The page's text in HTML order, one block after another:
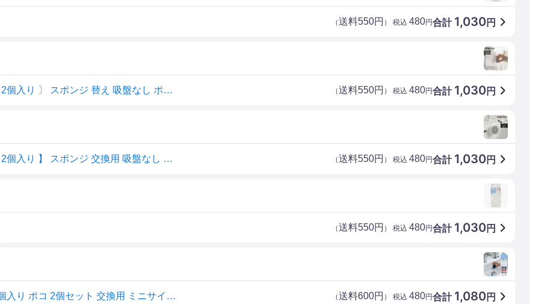
合計 1,030円
（送料550円 ） 税込 480円
交換用スポンジ 〔 マーナ 洗面スポンジ POCO リフィル 2個入り 〕 スポンジ 替え 吸盤なし ポコ 丸型 ドーナツ型 通気性 浴室 洗面 洗面台 洗面所 キッチン 掃除 便利グッズ シンプル おしゃれ ミニマム ミニ 生活雑貨 暮らし 泡立ち モノトーン グレー ホワイト W647 marna 合計 1,030円
（送料550円 ） 税込 480円
マラソン開催中 【 マーナ 洗面スポンジ POCO リフィル 2個入り 】 スポンジ 交換用 吸盤なし ポコ 丸型 ドーナツ型 通気性 浴室 洗面 洗面台 洗面所 キッチン 掃除 グッズ シンプル おしゃれ ミニマム ミニ 生活雑貨 暮らし 泡立ち モノトーン グレー ホワイト W647 marna 合計 1,030円
（送料550円 ） 税込 480円
合計 1,030円
（送料550円 ） 税込 480円
新色登場【マーナ公式】洗面スポンジPOCO リフィル 2個入り ポコ 2個セット 交換用 ミニサイズ 丸形 洗面所 洗面台 シンク 掃除 吸盤 浮かせる収納 グレー ホワイト 白 コンパクト シンプル 掃除用品 おしゃれ かわいい 便利グッズ プレゼント 生活用品 替えスポンジ W647 合計 1,080円
（送料600円 ） 税込 480円